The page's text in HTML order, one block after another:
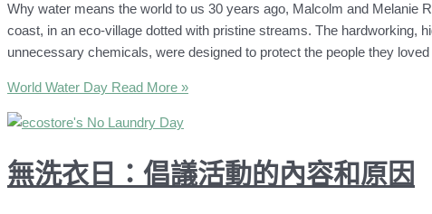
Why water means the world to us 30 years ago, Malcolm and Melanie
coast, in an eco-village dotted with pristine streams. The hardworking,
unnecessary chemicals, were designed to protect the people they
World Water Day Read More »
無洗衣日：倡議活動的內容和原因